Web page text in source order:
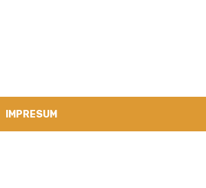
IMPRESUM